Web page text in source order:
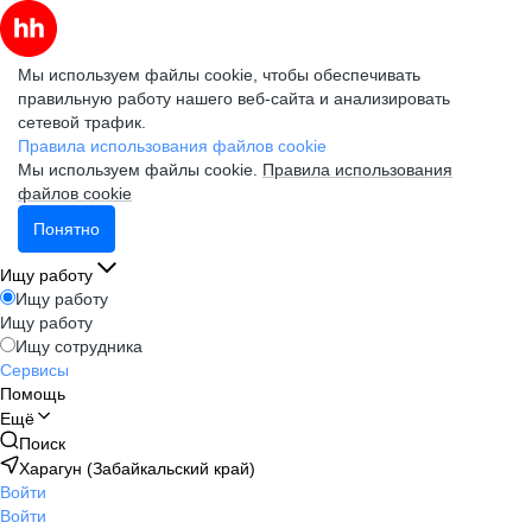
Мы используем файлы cookie, чтобы обеспечивать
правильную работу нашего веб-сайта и анализировать
сетевой трафик.
Правила использования файлов cookie
Мы используем файлы cookie. Правила использования
файлов cookie
Понятно
Ищу работу
Ищу работу
Ищу работу
Ищу сотрудника
Сервисы
Помощь
Ещё
Поиск
Харагун (Забайкальский край)
Войти
Войти